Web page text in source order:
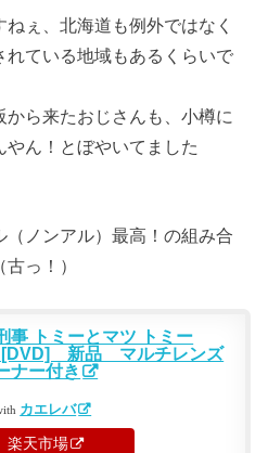
ぇ、北海道も例外ではなく
れている地域もあるくらいで
ら来たおじさんも、小樽に
ん！とぼやいてました
（ノンアル）最高！の組み合
っ！）
事 トミーとマツ トミー
[DVD] 新品 マルチレンズ
ナー付き
カエレバ
楽天市場